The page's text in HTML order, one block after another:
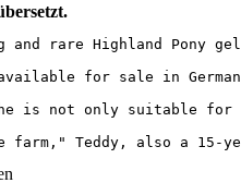
rare Highland Pony
available for sale in
is not only suitable for
farm," Teddy, also a